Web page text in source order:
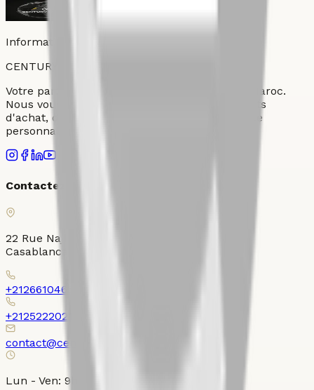
Informations fournies par Century 21 Ollier
CENTURY
Votre partenaire immobilier de confiance au Maroc.
Nous vous accompagnons dans tous vos projets
d'achat, de vente et de location avec un service
personnalisé et professionnel.
Contactez-nous
22 Rue Najib Mahfoud, Place Ollier, Gauthier,
Casablanca 20000
+212661046526
+212522202120
contact@century21ollier.com
Lun - Ven: 9h00 - 18h00